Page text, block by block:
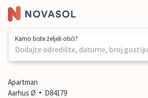
Kamo biste željeli otići?
Dodajte odredište, datume, broj gostiju
1 / 11
Apartman
Aarhus Ø
D84179